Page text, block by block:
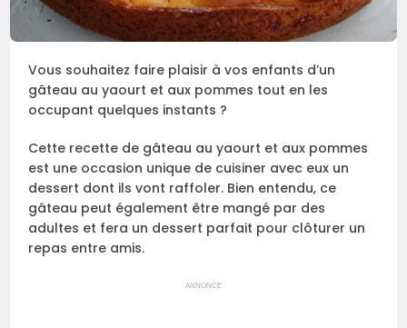
Vous souhaitez faire plaisir à vos enfants d’un
gâteau au yaourt et aux pommes tout en les
occupant quelques instants ?
Cette recette de gâteau au yaourt et aux pommes
est une occasion unique de cuisiner avec eux un
dessert dont ils vont raffoler. Bien entendu, ce
gâteau peut également être mangé par des
adultes et fera un dessert parfait pour clôturer un
repas entre amis.
ANNONCE